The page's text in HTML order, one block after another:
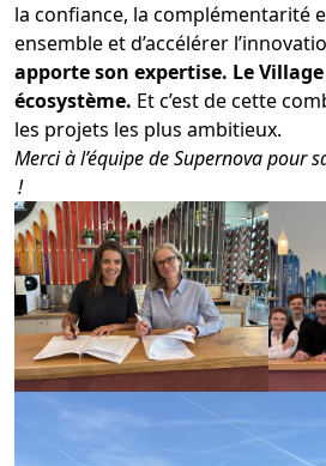
la confiance, la complémentarité
ensemble et d’accélérer
apporte son expertise. Le
écosystème. Et c’est de cette
les projets les plus ambitieux.
Merci à l’équipe de Supernova pour
!